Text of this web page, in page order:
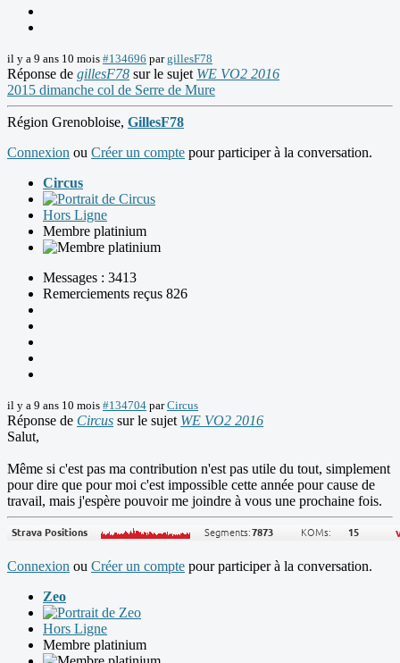
il y a 9 ans 10 mois #134696 pargillesF78
Réponse de gillesF78 sur le sujet WE VO2 2016
2015 dimanche col de Serre de Mure
Région Grenobloise, GillesF78
Connexion ou Créer un compte pour participer à la conversation.
Circus
Hors Ligne
Membre platinium
Messages : 3413
Remerciements reçus 826
il y a 9 ans 10 mois #134704 parCircus
Réponse de Circus sur le sujet WE VO2 2016
Salut,
Même si c'est pas ma contribution n'est pas utile du tout, simplement
pour dire que pour moi c'est impossible cette année pour cause de
travail, mais j'espère pouvoir me joindre à vous une prochaine fois.
Connexion ou Créer un compte pour participer à la conversation.
Zeo
Hors Ligne
Membre platinium